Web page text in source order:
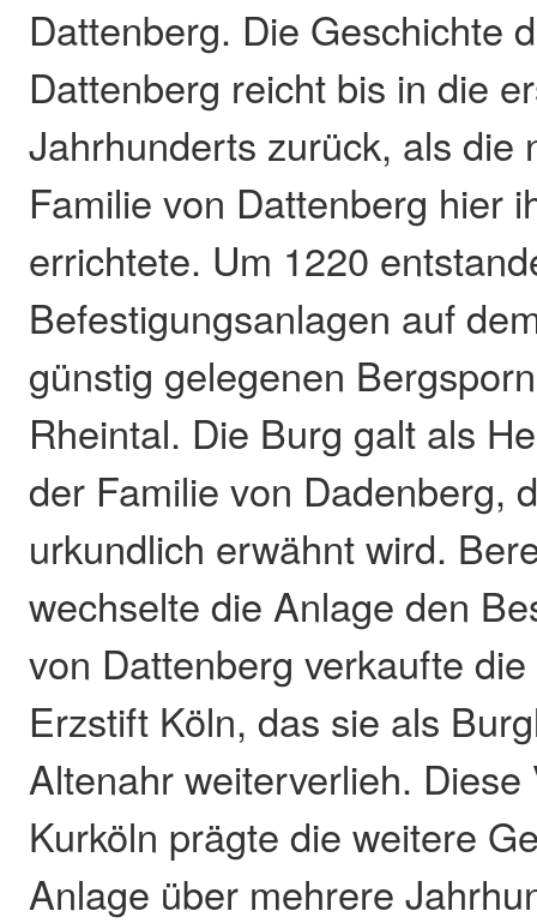
Dattenberg. Die Geschichte
Dattenberg reicht bis in die
Jahrhunderts zurück, als die
Familie von Dattenberg hier
errichtete. Um 1220
Befestigungsanlagen auf
günstig gelegenen
Rheintal. Die Burg galt als
der Familie von Dadenberg,
urkundlich erwähnt wird.
wechselte die Anlage den
von Dattenberg verkaufte
Erzstift Köln, das sie als
Altenahr weiterverlieh.
Kurköln prägte die weitere
Anlage über mehrere